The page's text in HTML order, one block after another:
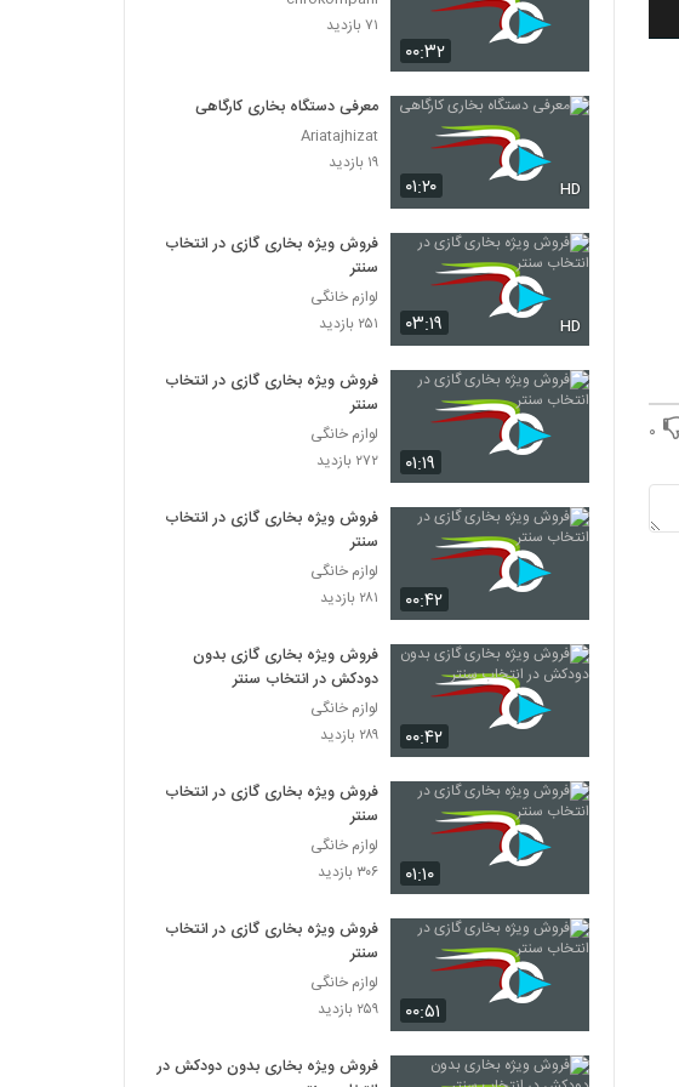
۰
۰۰:۳۲
۷۱ بازدید
۰۱:۲۰ HD
معرفی دستگاه بخاری کارگاهی
Ariatajhizat
۱۹ بازدید
۰۳:۱۹ HD
فروش ویژه بخاری گازی در انتخاب
سنتر
لوازم خانگی
۲۵۱ بازدید
۰۱:۱۹
فروش ویژه بخاری گازی در انتخاب
سنتر
لوازم خانگی
۲۷۲ بازدید
۰۰:۴۲
فروش ویژه بخاری گازی در انتخاب
سنتر
لوازم خانگی
۲۸۱ بازدید
۰۰:۴۲
فروش ویژه بخاری گازی بدون
دودکش در انتخاب سنتر
لوازم خانگی
۲۸۹ بازدید
۰۱:۱۰
فروش ویژه بخاری گازی در انتخاب
سنتر
لوازم خانگی
۳۰۶ بازدید
۰۰:۵۱
فروش ویژه بخاری گازی در انتخاب
سنتر
لوازم خانگی
۲۵۹ بازدید
فروش ویژه بخاری بدون دودکش در